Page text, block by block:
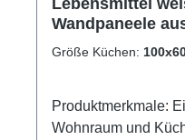
Wandpaneele
Küchenrückwand
Größe Küchen:
Produktmerkmale: Einsetzbar in Bad,
Wohnraum und